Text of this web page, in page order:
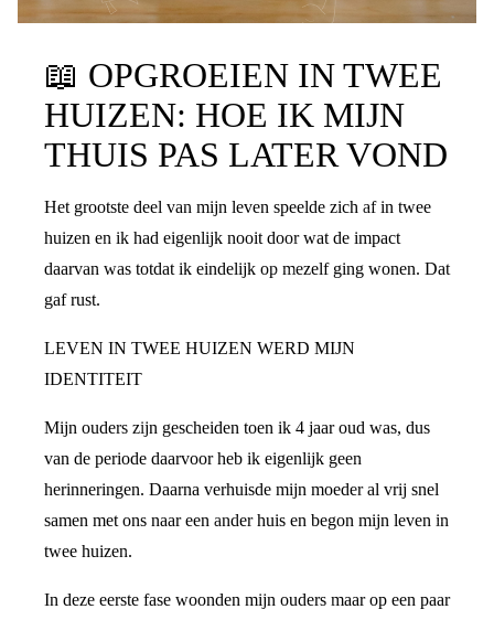
📖 OPGROEIEN IN TWEE
HUIZEN: HOE IK MIJN
THUIS PAS LATER VOND
Het grootste deel van mijn leven speelde zich af in twee
huizen en ik had eigenlijk nooit door wat de impact
daarvan was totdat ik eindelijk op mezelf ging wonen. Dat
gaf rust.
LEVEN IN TWEE HUIZEN WERD MIJN
IDENTITEIT
Mijn ouders zijn gescheiden toen ik 4 jaar oud was, dus
van de periode daarvoor heb ik eigenlijk geen
herinneringen. Daarna verhuisde mijn moeder al vrij snel
samen met ons naar een ander huis en begon mijn leven in
twee huizen.
In deze eerste fase woonden mijn ouders maar op een paar